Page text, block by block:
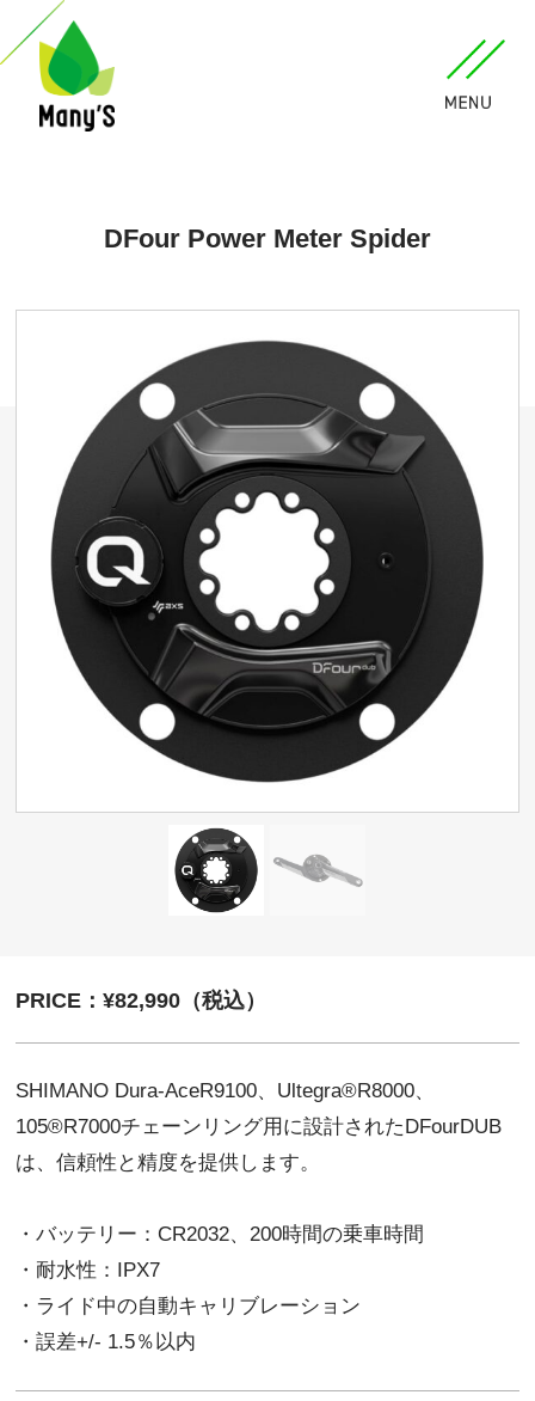
DFour Power Meter Spider
PRICE：¥82,990（税込）
SHIMANO Dura-AceR9100、Ultegra®R8000、
105®R7000チェーンリング用に設計されたDFourDUB
は、信頼性と精度を提供します。
・バッテリー：CR2032、200時間の乗車時間
・耐水性：IPX7
・ライド中の自動キャリブレーション
・誤差+/- 1.5％以内